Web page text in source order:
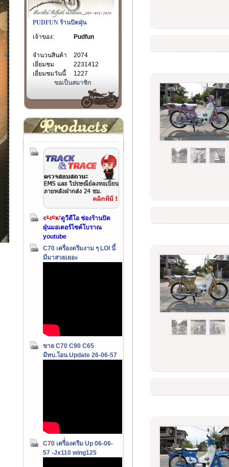
PUDFUN ร้านปัดฝุ่น
เจ้าของ:
Pudfun
จำนวนสินค้า
2074
เยี่ยมชม
2231412
เยี่ยมชมวันนี้
1227
ขอเป็นสมาชิก
ดูวีดีโอ ช่องร้านปัด
ฝุ่นมอเตอร์ไซค์โบราณ
youtube
C70 เครื่องดรีมงาม ๆ LOI นี้
มีมาสวยเยอะ
ขาย C70 C90 C65
มีทบ.โอน Update 26-06-57
C70 เครื่่องดรีม Up 06-06-
57 -Jx110 wing125